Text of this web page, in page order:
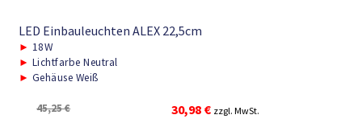
LED Einbauleuchten ALEX 22,5cm
► 18W
► Lichtfarbe Neutral
► Gehäuse Weiß
45,25€
Ursprünglicher
30,98 €Aktueller
zzgl. MwSt.